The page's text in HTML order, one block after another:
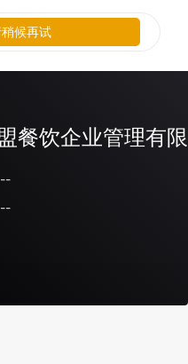
餐饮企业管理有
--
--
候再试